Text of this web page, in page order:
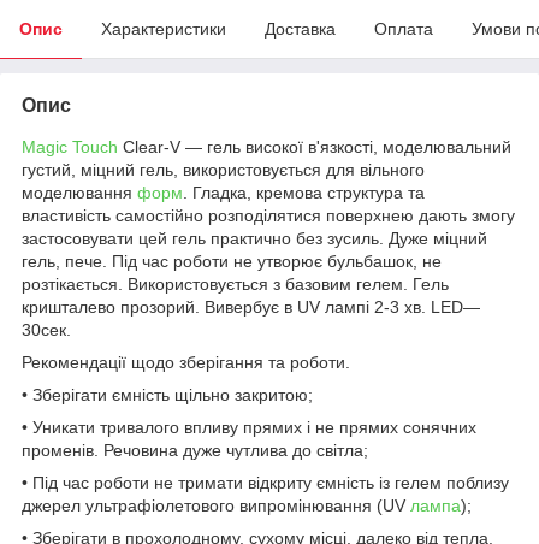
Опис Характеристики Доставка Оплата Умови
Опис
Magic Touch Clear-V — гель високої в'язкості, моделювальний
густий, міцний гель, використовується для вільного
моделювання форм . Гладка, кремова структура та
властивість самостійно розподілятися поверхнею дають змогу
застосовувати цей гель практично без зусиль. Дуже міцний
гель, пече. Під час роботи не утворює бульбашок, не
розтікається. Використовується з базовим гелем. Гель
кришталево прозорий. Вивербує в UV лампі 2-3 хв. LED—
30сек.
Рекомендації щодо зберігання та роботи.
• Зберігати ємність щільно закритою;
• Уникати тривалого впливу прямих і не прямих сонячних
променів. Речовина дуже чутлива до світла;
• Під час роботи не тримати відкриту ємність із гелем поблизу
джерел ультрафіолетового випромінювання (UV лампа);
• Зберігати в прохолодному, сухому місці, далеко від тепла.